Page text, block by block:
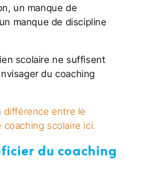
un manque de
manque de discipline
scolaire ne suffisent
du coaching
différence entre le
scolaire ici.
du coaching